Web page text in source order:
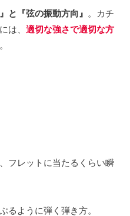
と『弦の振動方向』 。カチ
は、 適切な強さで適切な方
フレットに当たるくらい瞬
るように弾く弾き方。